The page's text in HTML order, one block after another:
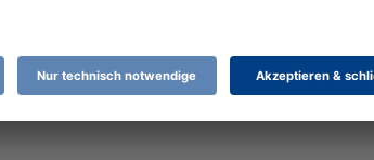
Desktop --> Wenn ich die in MeinBüro